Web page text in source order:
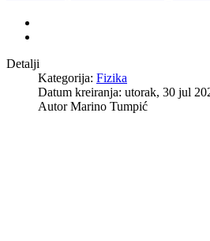
Detalji
Kategorija: Fizika
Datum kreiranja: utorak, 30 jul
AutorMarino Tumpić